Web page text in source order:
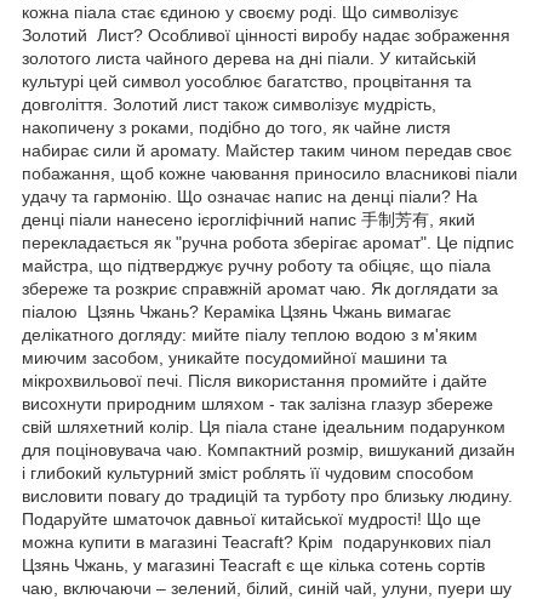
кожна піала стає єдиною у своєму роді. Що символізує
Золотий Лист? Особливої ​​цінності виробу надає зображення
золотого листа чайного дерева на дні піали. У китайській
культурі цей символ уособлює багатство, процвітання та
довголіття. Золотий лист також символізує мудрість,
накопичену з роками, подібно до того, як чайне листя
набирає сили й аромату. Майстер таким чином передав своє
побажання, щоб кожне чаювання приносило власникові піали
удачу та гармонію. Що означає напис на денці піали? На
денці піали нанесено ієрогліфічний напис 手制芳有, який
перекладається як "ручна робота зберігає аромат". Це підпис
майстра, що підтверджує ручну роботу та обіцяє, що піала
збереже та розкриє справжній аромат чаю. Як доглядати за
піалою Цзянь Чжань? Кераміка Цзянь Чжань вимагає
делікатного догляду: мийте піалу теплою водою з м'яким
миючим засобом, уникайте посудомийної машини та
мікрохвильової печі. Після використання промийте і дайте
висохнути природним шляхом - так залізна глазур збереже
свій шляхетний колір. Ця піала стане ідеальним подарунком
для поціновувача чаю. Компактний розмір, вишуканий дизайн
і глибокий культурний зміст роблять її чудовим способом
висловити повагу до традицій та турботу про близьку людину.
Подаруйте шматочок давньої китайської мудрості! Що ще
можна купити в магазині Teacraft? Крім подарункових піал
Цзянь Чжань, у магазині Teacraft є ще кілька сотень сортів
чаю, включаючи – зелений, білий, синій чай, улуни, пуери шу